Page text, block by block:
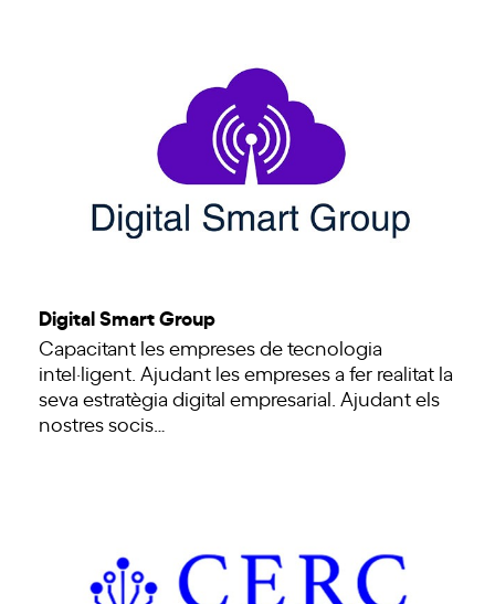
Digital Smart Group
Capacitant les empreses de tecnologia
intel·ligent. Ajudant les empreses a fer realitat la
seva estratègia digital empresarial. Ajudant els
nostres socis…